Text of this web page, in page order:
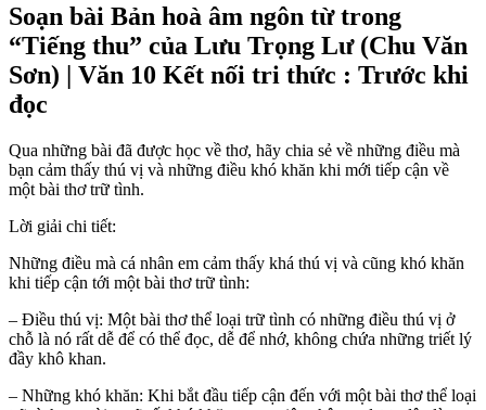
Soạn bài Bản hoà âm ngôn từ trong
“Tiếng thu” của Lưu Trọng Lư (Chu Văn
Sơn) | Văn 10 Kết nối tri thức : Trước khi
đọc
Qua những bài đã được học về thơ, hãy chia sẻ về những điều mà
bạn cảm thấy thú vị và những điều khó khăn khi mới tiếp cận về
một bài thơ trữ tình.
Lời giải chi tiết:
Những điều mà cá nhân em cảm thấy khá thú vị và cũng khó khăn
khi tiếp cận tới một bài thơ trữ tình:
– Điều thú vị: Một bài thơ thể loại trữ tình có những điều thú vị ở
chỗ là nó rất dễ để có thể đọc, dễ để nhớ, không chứa những triết lý
đầy khô khan.
– Những khó khăn: Khi bắt đầu tiếp cận đến với một bài thơ thể loại